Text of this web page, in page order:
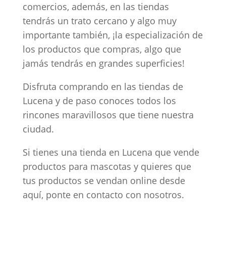
comercios, además, en las tiendas
tendrás un trato cercano y algo muy
importante también, ¡la especialización de
los productos que compras, algo que
jamás tendrás en grandes superficies!
Disfruta comprando en las tiendas de
Lucena y de paso conoces todos los
rincones maravillosos que tiene nuestra
ciudad.
Si tienes una tienda en Lucena que vende
productos para mascotas y quieres que
tus productos se vendan online desde
aquí, ponte en contacto con nosotros.